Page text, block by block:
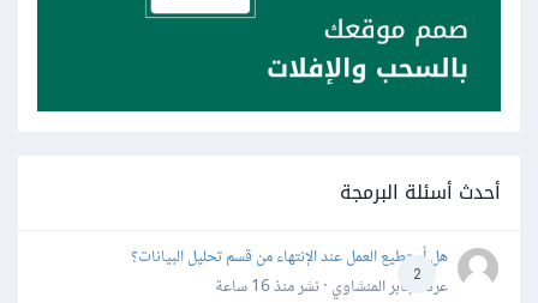
أحدث أسئلة البرمجة
2
هل أستطيع العمل عند الإنتهاء من قسم تحليل البيانات؟
عرفه جابر المنشاوي · نشرمنذ 16 ساعة